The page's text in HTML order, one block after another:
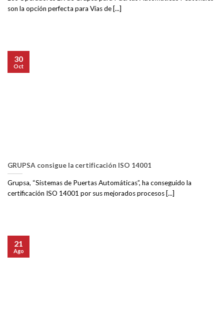
son la opción perfecta para Vías de [...]
GRUPSA consigue la certificación ISO 14001
Grupsa, “Sistemas de Puertas Automáticas”, ha conseguido la
certificación ISO 14001 por sus mejorados procesos [...]
30
Oct
21
Ago